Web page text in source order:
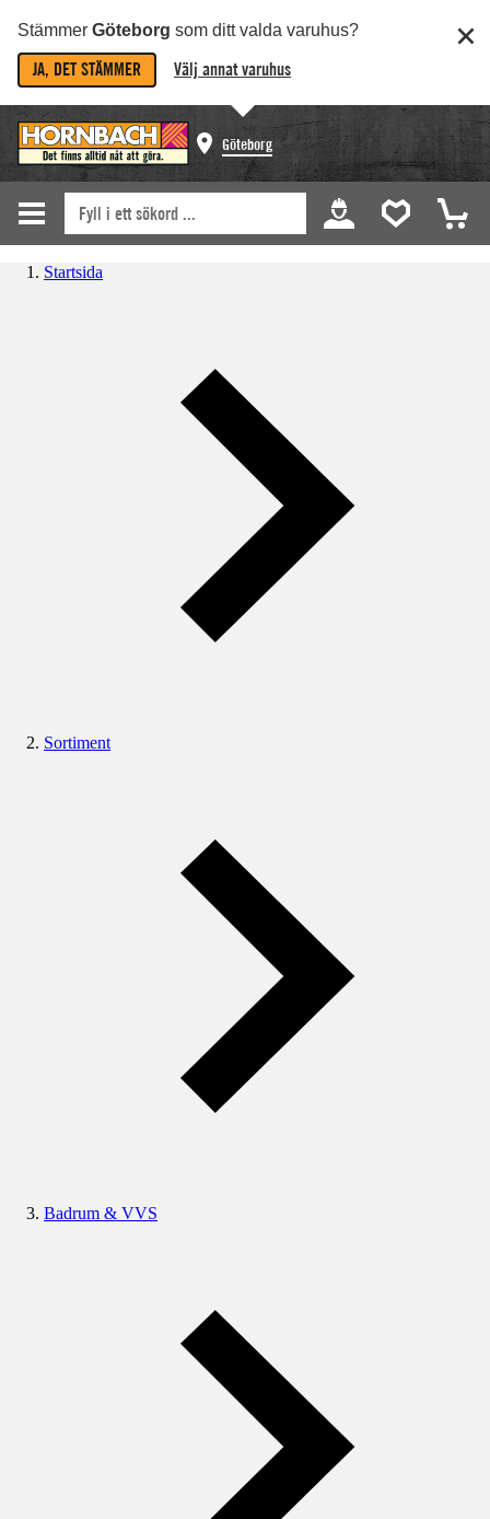
Stämmer Göteborg som ditt valda varuhus?
JA, DET STÄMMER Välj annat varuhus
Göteborg
Startsida
Sortiment
Badrum & VVS